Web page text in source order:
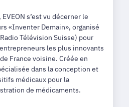
s’est vu décerner le
«Inventer Demain», organisé
Télévision Suisse) pour
les plus innovants
France voisine. Créée en
dans la conception et
médicaux pour la
de médicaments.